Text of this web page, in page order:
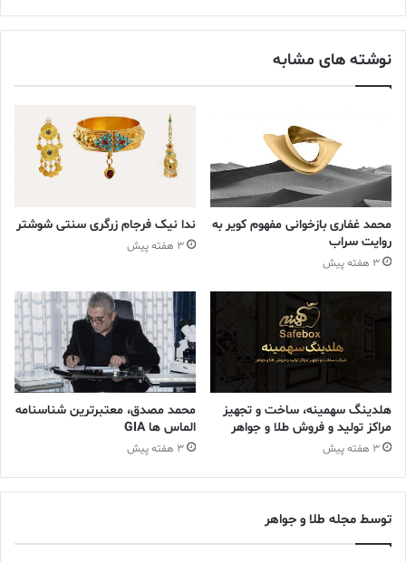
قیمت‌های ما تبدیل به رقابتی‌ترین قیمت‌های جهان شده است.»
صنعت جواهرات و طلا در شهر به شکل مناسبی مدیریت می شود با
توحید عبدالله می‌افزاید: «ما به نوعی خود تنظیم‌گر هستیم (قواعد
کارمان را خودمان تنظیم می کنیم) و با رعایت بسیاری از قوانین و
کنترل‌های دولتی، یک محصول بی نقض ارائه می دهیم.»
بین ۲۰ تا ۴۰ درصد از سهم طلای جهان هر ساله از دبی عبور می کند و
در نیم کیلومتر مربع جمع شده‌اند. کارگزاران طلا با بهره بردن از ویژگی
منطقه زمانی دبی، از ۶ صبح تا ۱۱ شب باز هستند و یکی از معدود
بازارهای مبادلاتی جهان است که می تواند همه مناطق زمانی از استرالیا
تا سواحل غربی ایالات متحده را پوشش دهد.
کنید
نوشته های مشابه
محمد غفاری بازخوانی مفهوم کویر به
روایت سراب
3 هفته پیش
ندا نیک فرجام زرگری سنتی شوشتر
3 هفته پیش
هلدینگ سهمینه، ساخت و تجهیز
مراکز تولید و فروش طلا و جواهر
3 هفته پیش
محمد مصدق، معتبرترین شناسنامه
الماس ها GIA
3 هفته پیش
توسط مجله طلا و جواهر